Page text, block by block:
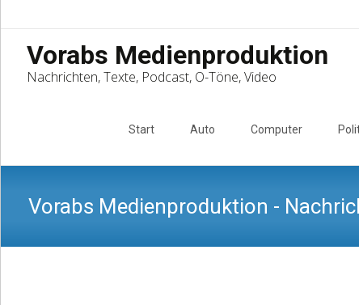
Vorabs Medienproduktion
Nachrichten, Texte, Podcast, O-Töne, Video
Start Auto Computer
Vorabs Medienproduktion -